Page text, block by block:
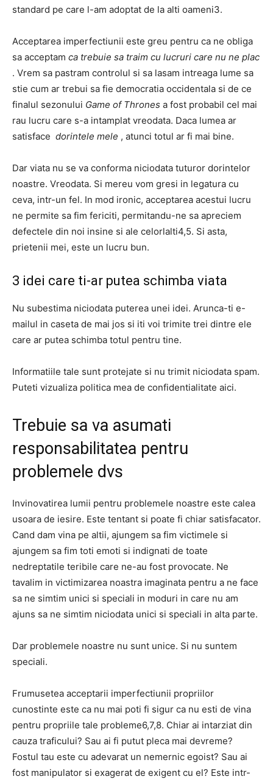
standard pe care l-am adoptat de la alti oameni3.
Acceptarea imperfectiunii este greu pentru ca ne obliga
sa acceptam ca trebuie sa traim cu lucruri care nu ne plac
. Vrem sa pastram controlul si sa lasam intreaga lume sa
stie cum ar trebui sa fie democratia occidentala si de ce
finalul sezonului Game of Thrones a fost probabil cel mai
rau lucru care s-a intamplat vreodata. Daca lumea ar
satisface dorintele mele , atunci totul ar fi mai bine.
Dar viata nu se va conforma niciodata tuturor dorintelor
noastre. Vreodata. Si mereu vom gresi in legatura cu
ceva, intr-un fel. In mod ironic, acceptarea acestui lucru
ne permite sa fim fericiti, permitandu-ne sa apreciem
defectele din noi insine si ale celorlalti4,5. Si asta,
prietenii mei, este un lucru bun.
3 idei care ti-ar putea schimba viata
Nu subestima niciodata puterea unei idei. Arunca-ti e-
mailul in caseta de mai jos si iti voi trimite trei dintre ele
care ar putea schimba totul pentru tine.
Informatiile tale sunt protejate si nu trimit niciodata spam.
Puteti vizualiza politica mea de confidentialitate aici.
Trebuie sa va asumati
responsabilitatea pentru
problemele dvs
Invinovatirea lumii pentru problemele noastre este calea
usoara de iesire. Este tentant si poate fi chiar satisfacator.
Cand dam vina pe altii, ajungem sa fim victimele si
ajungem sa fim toti emoti si indignati de toate
nedreptatile teribile care ne-au fost provocate. Ne
tavalim in victimizarea noastra imaginata pentru a ne face
sa ne simtim unici si speciali in moduri in care nu am
ajuns sa ne simtim niciodata unici si speciali in alta parte.
Dar problemele noastre nu sunt unice. Si nu suntem
speciali.
Frumusetea acceptarii imperfectiunii propriilor
cunostinte este ca nu mai poti fi sigur ca nu esti de vina
pentru propriile tale probleme6,7,8. Chiar ai intarziat din
cauza traficului? Sau ai fi putut pleca mai devreme?
Fostul tau este cu adevarat un nemernic egoist? Sau ai
fost manipulator si exagerat de exigent cu el? Este intr-